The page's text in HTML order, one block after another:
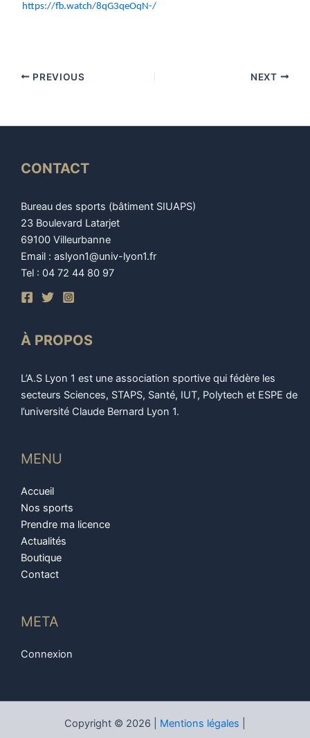
https://fb.watch/8qG3qeOqN-/
PREVIOUS NEXT
CONTACT
Bureau des sports (bâtiment SIUAPS)
23 Boulevard Latarjet
69100 Villeurbanne
Email : aslyon1@univ-lyon1.fr
Tel : 04 72 44 80 97
À PROPOS
L’A.S Lyon 1 est une association sportive qui fédère les
secteurs Sciences, STAPS, Santé, IUT, Polytech et ESPE de
l’université Claude Bernard Lyon 1.
MENU
Accueil
Nos sports
Prendre ma licence
Actualités
Boutique
Contact
META
Connexion
Copyright © 2026 | Mentions légales